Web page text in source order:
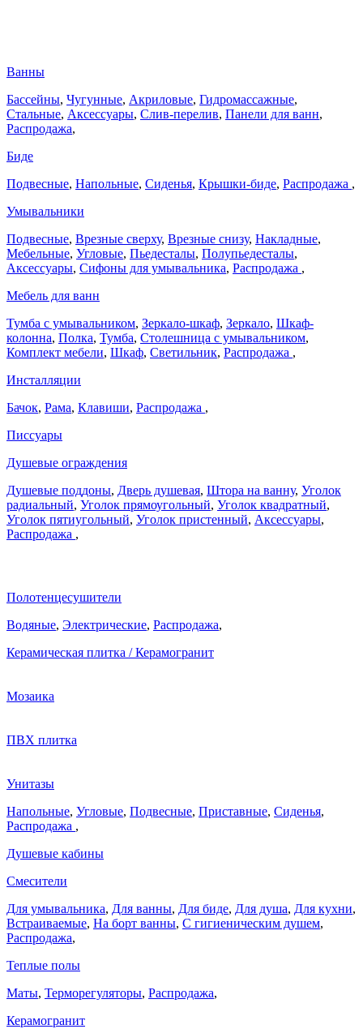
Ванны
Бассейны, Чугунные, Акриловые, Гидромассажные,
Стальные, Аксессуары, Слив-перелив, Панели для ванн,
Распродажа,
Биде
Подвесные, Напольные, Сиденья, Крышки-биде, Распродажа ,
Умывальники
Подвесные, Врезные сверху, Врезные снизу, Накладные,
Мебельные, Угловые, Пьедесталы, Полупьедесталы,
Аксессуары, Сифоны для умывальника, Распродажа ,
Мебель для ванн
Тумба с умывальником, Зеркало-шкаф, Зеркало, Шкаф-
колонна, Полка, Тумба, Столешница с умывальником,
Комплект мебели, Шкаф, Светильник, Распродажа ,
Инсталляции
Бачок, Рама, Клавиши, Распродажа ,
Писсуары
Душевые ограждения
Душевые поддоны, Дверь душевая, Штора на ванну, Уголок
радиальный, Уголок прямоугольный, Уголок квадратный,
Уголок пятиугольный, Уголок пристенный, Аксессуары,
Распродажа ,
Полотенцесушители
Водяные, Электрические, Распродажа,
Керамическая плитка / Керамогранит
Мозаика
ПВХ плитка
Унитазы
Напольные, Угловые, Подвесные, Приставные, Сиденья,
Распродажа ,
Душевые кабины
Смесители
Для умывальника, Для ванны, Для биде, Для душа, Для кухни,
Встраиваемые, На борт ванны, C гигиеническим душем,
Распродажа,
Теплые полы
Маты, Терморегуляторы, Распродажа,
Керамогранит